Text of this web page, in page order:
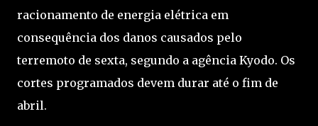
racionamento de energia elétrica em
consequência dos danos causados pelo
terremoto de sexta, segundo a agência Kyodo. Os
cortes programados devem durar até o fim de
abril.